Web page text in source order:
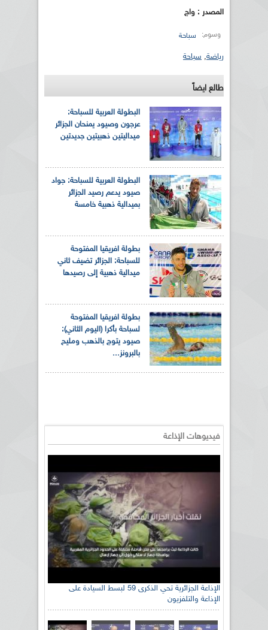
المصدر : واج
وسوم: سباحة
رياضة, سباحة
طالع ايضاً
البطولة العربية للسباحة:
عرجون وصيود يمنحان الجزائر
ميداليتين ذهبيتين جديدتين
البطولة العربية للسباحة: جواد
صيود يدعم رصيد الجزائر
بميدالية ذهبية خامسة
بطولة افريقيا المفتوحة
للسباحة: الجزائر تضيف ثاني
ميدالية ذهبية إلى رصيدها
بطولة افريقيا المفتوحة
لسباحة بأكرا (اليوم الثاني):
صيود يتوج بالذهب ومليح
بالبرونز...
فيديوهات الإذاعة
الإذاعة الجزائرية تحي الذكرى 59 لبسط السيادة على
الإذاعة والتلفزيون
رئيس اللجنة الوطنية الجزائرية للتضامن مع الشعب
الصحراوي السيد سعيد العياشي